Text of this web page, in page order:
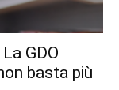
GDO
basta più